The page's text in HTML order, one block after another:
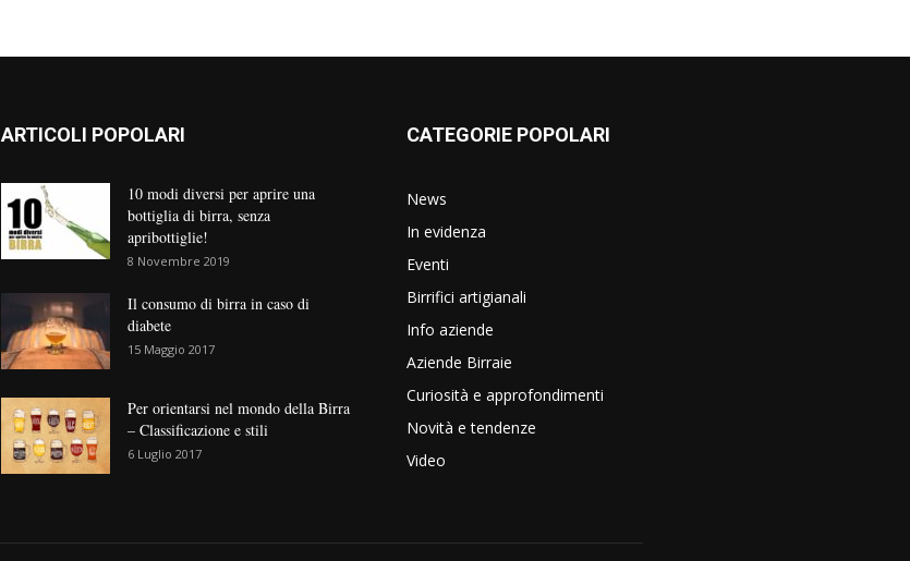
ARTICOLI POPOLARI
10 modi diversi per aprire una
bottiglia di birra, senza
apribottiglie!
8 Novembre 2019
Il consumo di birra in caso di
diabete
15 Maggio 2017
Per orientarsi nel mondo della Birra
– Classificazione e stili
6 Luglio 2017
CATEGORIE POPOLARI
News
In evidenza
Eventi
Birrifici artigianali
Info aziende
Aziende Birraie
Curiosità e approfondimenti
Novità e tendenze
Video